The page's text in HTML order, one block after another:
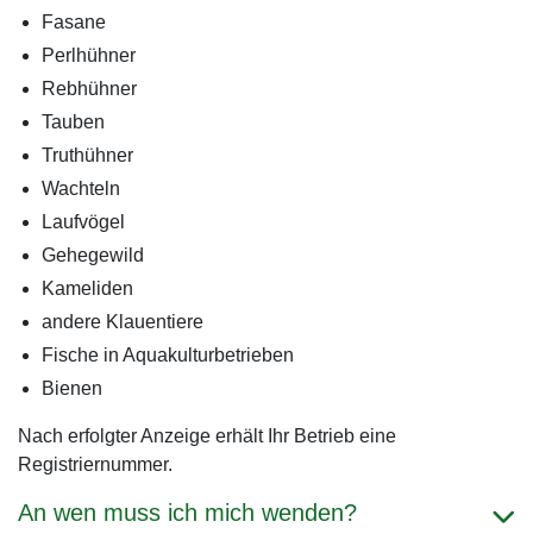
Fasane
Perlhühner
Rebhühner
Tauben
Truthühner
Wachteln
Laufvögel
Gehegewild
Kameliden
andere Klauentiere
Fische in Aquakulturbetrieben
Bienen
Nach erfolgter Anzeige erhält Ihr Betrieb eine
Registriernummer.
An wen muss ich mich wenden?